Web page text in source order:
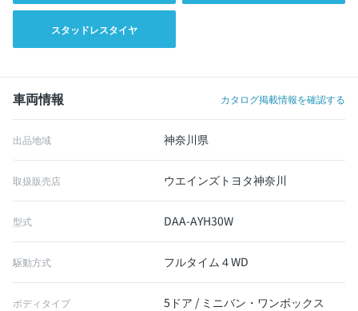
スタッドレスタイヤ
車両情報 カタログ掲載情報を確認する
出品地域 神奈川県
取扱販売店 ウエインズトヨタ神奈川
型式 DAA-AYH30W
駆動方式 フルタイム４WD
ボディタイプ 5ドア / ミニバン・ワンボックス